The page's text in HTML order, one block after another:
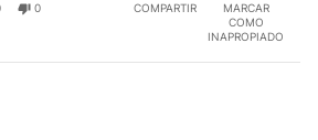
0 COMPARTIR
MARCAR
COMO
INAPROPIADO